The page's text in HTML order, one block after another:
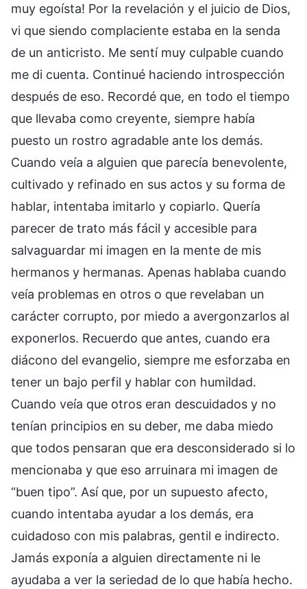
muy egoísta! Por la revelación y el juicio de Dios,
vi que siendo complaciente estaba en la senda
de un anticristo. Me sentí muy culpable cuando
me di cuenta. Continué haciendo introspección
después de eso. Recordé que, en todo el tiempo
que llevaba como creyente, siempre había
puesto un rostro agradable ante los demás.
Cuando veía a alguien que parecía benevolente,
cultivado y refinado en sus actos y su forma de
hablar, intentaba imitarlo y copiarlo. Quería
parecer de trato más fácil y accesible para
salvaguardar mi imagen en la mente de mis
hermanos y hermanas. Apenas hablaba cuando
veía problemas en otros o que revelaban un
carácter corrupto, por miedo a avergonzarlos al
exponerlos. Recuerdo que antes, cuando era
diácono del evangelio, siempre me esforzaba en
tener un bajo perfil y hablar con humildad.
Cuando veía que otros eran descuidados y no
tenían principios en su deber, me daba miedo
que todos pensaran que era desconsiderado si lo
mencionaba y que eso arruinara mi imagen de
“buen tipo”. Así que, por un supuesto afecto,
cuando intentaba ayudar a los demás, era
cuidadoso con mis palabras, gentil e indirecto.
Jamás exponía a alguien directamente ni le
ayudaba a ver la seriedad de lo que había hecho.